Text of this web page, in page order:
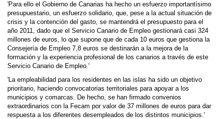
'Para ello el Gobierno de Canarias ha hecho un esfuerzo importantísimo
presupuestario, un esfuerzo solidario, que, pese a la actual situación de
crisis y la contención del gasto, se mantendrá el presupuesto para el
año 2011, dado que el Servicio Canario de Empleo gestionará casi 324
millones de euros, lo que supone que de cada 10 euros que gestiona la
Consejería de Empleo 7,8 euros se destinarán a la mejora de la
formación y la experiencia profesional de los canarios a través de este
Servicio Canario de Empleo.'
'La empleabilidad para los residentes en las islas ha sido un objetivo
prioritario, haciendo convocatorias territoriales para apoyar a los
municipios y comarcas. De hecho, se han firmado convenios
extraordinarios con la Fecam por valor de 37 millones de euros para dar
respuesta a los diferentes desempleados de los distintos municipios.'